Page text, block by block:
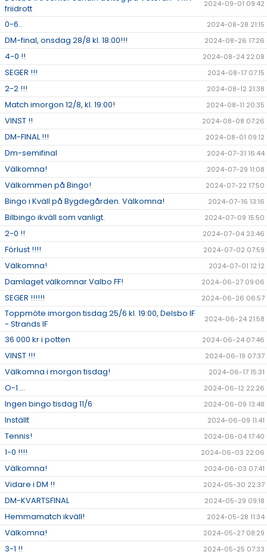
friidrott
2024-09-01 09:42
0-6.. 2024-08-28 21:15
DM-final, onsdag 28/8 kl. 18:00!!! 2024-08-26 17:26
4-0 !! 2024-08-24 22:08
SEGER !!! 2024-08-17 07:15
2-2 !!! 2024-08-12 21:38
Match imorgon 12/8, kl. 19:00! 2024-08-11 20:35
VINST !! 2024-08-08 07:26
DM-FINAL !!! 2024-08-01 09:12
Dm-semifinal 2024-07-31 16:44
Välkomna! 2024-07-29 11:08
Välkommen på Bingo! 2024-07-22 17:50
Bingo i Kväll på Bygdegården. Välkomna! 2024-07-16 13:16
Bilbingo ikväll som vanligt. 2024-07-09 15:50
2-0 !! 2024-07-04 23:46
Förlust !!!! 2024-07-02 07:59
Välkomna! 2024-07-01 12:12
Damlaget välkomnar Valbo FF! 2024-06-27 09:06
SEGER !!!!!! 2024-06-26 06:57
Toppmöte imorgon tisdag 25/6 kl. 19:00, Delsbo IF
- Strands IF
2024-06-24 21:58
36 000 kr i potten 2024-06-24 07:46
VINST !!! 2024-06-19 07:37
Välkomna i morgon tisdag! 2024-06-17 15:31
O-1.... 2024-06-12 22:26
Ingen bingo tisdag 11/6 2024-06-09 13:48
Inställt 2024-06-09 11:41
Tennis! 2024-06-04 17:40
1-0 !!!! 2024-06-03 22:06
Välkomna! 2024-06-03 07:41
Vidare i DM !! 2024-05-30 22:37
DM-KVARTSFINAL 2024-05-29 09:18
Hemmamatch ikväll! 2024-05-28 11:34
Välkomna! 2024-05-27 08:29
3-1 !! 2024-05-25 07:33